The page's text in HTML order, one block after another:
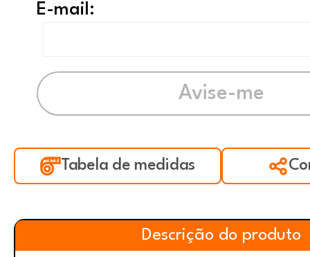
E-mail:
Tabela de medidas
Descrição do produto